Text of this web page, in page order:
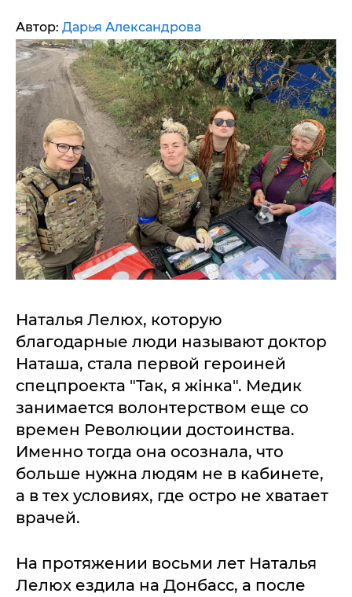
Автор: Дарья Александрова
Наталья Лелюх, которую
благодарные люди называют доктор
Наташа, стала первой героиней
спецпроекта "Так, я жінка". Медик
занимается волонтерством еще со
времен Революции достоинства.
Именно тогда она осознала, что
больше нужна людям не в кабинете,
а в тех условиях, где остро не хватает
врачей.
На протяжении восьми лет Наталья
Лелюх ездила на Донбасс, а после